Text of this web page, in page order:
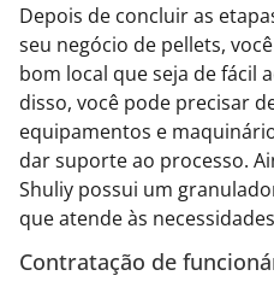
Depois de concluir as
seu negócio de pellets,
bom local que seja de fácil
disso, você pode precisar
equipamentos e
dar suporte ao processo.
Shuliy possui um
que atende às
Contratação de